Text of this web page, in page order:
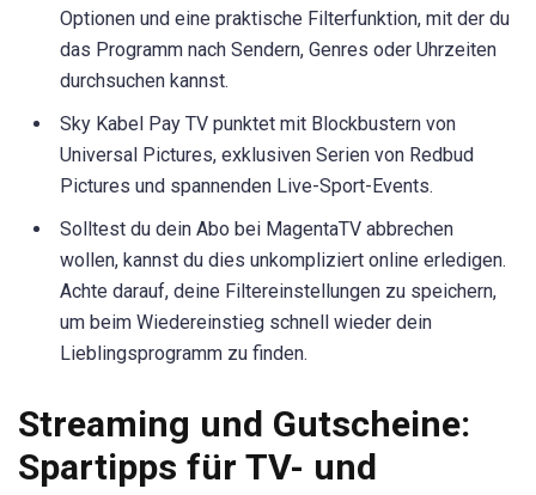
Optionen und eine praktische Filterfunktion, mit der du
das Programm nach Sendern, Genres oder Uhrzeiten
durchsuchen kannst.
Sky Kabel Pay TV punktet mit Blockbustern von
Universal Pictures, exklusiven Serien von Redbud
Pictures und spannenden Live-Sport-Events.
Solltest du dein Abo bei MagentaTV abbrechen
wollen, kannst du dies unkompliziert online erledigen.
Achte darauf, deine Filtereinstellungen zu speichern,
um beim Wiedereinstieg schnell wieder dein
Lieblingsprogramm zu finden.
Streaming und Gutscheine:
Spartipps für TV- und